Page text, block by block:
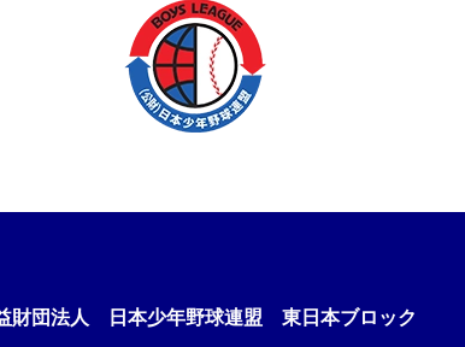
財団法人 日本少年野球連盟 東日本ブロック